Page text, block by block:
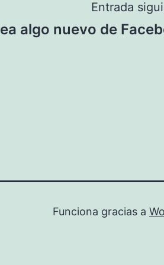
Entrada
algo nuevo de
Funciona gracias a